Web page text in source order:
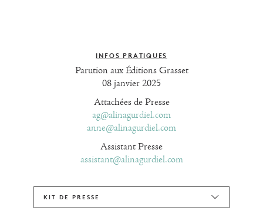
INFOS PRATIQUES
Parution aux Éditions Grasset
08 janvier 2025
Attachées de Presse
ag@alinagurdiel.com
anne@alinagurdiel.com
Assistant Presse
assistant@alinagurdiel.com
KIT DE PRESSE